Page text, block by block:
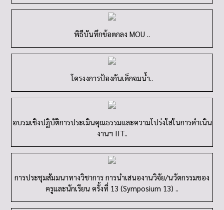
พิธีบันทึกข้อตกลง MOU ..
โครงงการป้องกันเด็กจมน้ำ..
อบรมเชิงปฏิบัติการประเมินคุณธรรมและความโปร่งใสในการดำเนิน
งานฯ IIT..
การประชุมสัมมนาทางวิชาการ การนำเสนองานวิจัย/นวัตกรรมของ
ครูและนักเรียน ครั้งที่ 13 (Symposium 13) ..